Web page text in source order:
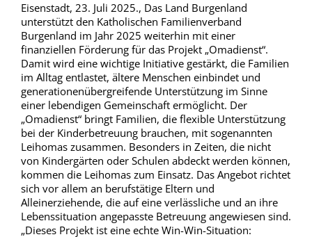
Eisenstadt, 23. Juli 2025., Das Land Burgenland
unterstützt den Katholischen Familienverband
Burgenland im Jahr 2025 weiterhin mit einer
finanziellen Förderung für das Projekt „Omadienst“.
Damit wird eine wichtige Initiative gestärkt, die Familien
im Alltag entlastet, ältere Menschen einbindet und
generationenübergreifende Unterstützung im Sinne
einer lebendigen Gemeinschaft ermöglicht. Der
„Omadienst“ bringt Familien, die flexible Unterstützung
bei der Kinderbetreuung brauchen, mit sogenannten
Leihomas zusammen. Besonders in Zeiten, die nicht
von Kindergärten oder Schulen abdeckt werden können,
kommen die Leihomas zum Einsatz. Das Angebot richtet
sich vor allem an berufstätige Eltern und
Alleinerziehende, die auf eine verlässliche und an ihre
Lebenssituation angepasste Betreuung angewiesen sind.
„Dieses Projekt ist eine echte Win-Win-Situation: